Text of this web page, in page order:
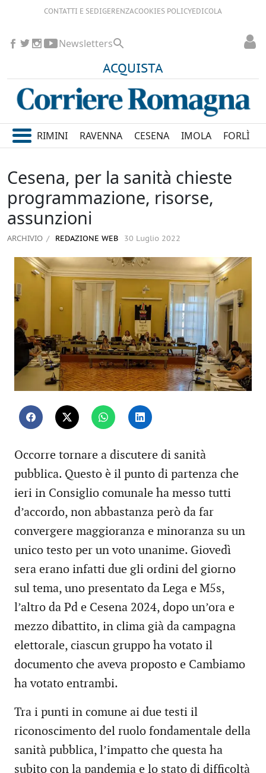
CONTATTI E SEDIGERENZACOOKIES POLICYEDICOLA
ACQUISTA
Newsletters
RIMINI RAVENNA CESENA IMOLA FORLÌ
Cesena, per la sanità chieste
programmazione, risorse,
assunzioni
ARCHIVIO REDAZIONE WEB 30 Luglio 2022
Occorre tornare a discutere di sanità
pubblica. Questo è il punto di partenza che
ieri in Consiglio comunale ha messo tutti
d’accordo, non abbastanza però da far
convergere maggioranza e minoranza su un
unico testo per un voto unanime. Giovedì
sera erano infatti due gli ordini del giorno
sul tema, uno presentato da Lega e M5s,
l’altro da Pd e Cesena 2024, dopo un’ora e
mezzo dibattito, in clima già da campagna
elettorale, ciascun gruppo ha votato il
documento che aveva proposto e Cambiamo
ha votato entrambi.
Tra i punti in comune ai due testi il
riconoscimento del ruolo fondamentale della
sanità pubblica, l’impatto che questa ha
subito con la pandemia e lo stato di difficoltà